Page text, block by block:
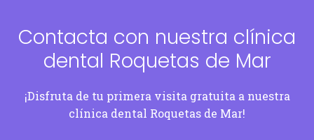
Contacta con nuestra clínica
dental Roquetas de Mar
¡Disfruta de tu primera visita gratuita a nuestra
clínica dental Roquetas de Mar!